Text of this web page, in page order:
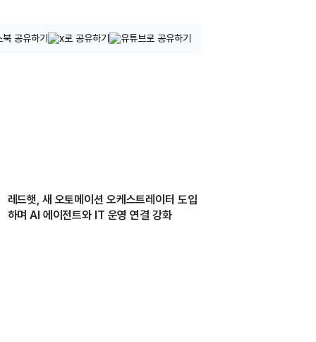
레드햇, 새 오토메이션 오케스트레이터 도입
하며 AI 에이전트와 IT 운영 연결 강화